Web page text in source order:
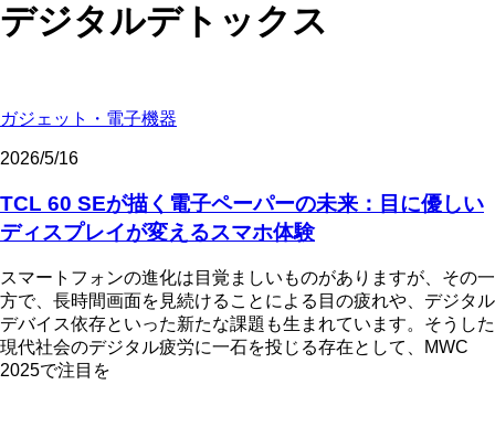
デジタルデトックス
ガジェット・電子機器
2026/5/16
TCL 60 SEが描く電子ペーパーの未来：目に優しい
ディスプレイが変えるスマホ体験
スマートフォンの進化は目覚ましいものがありますが、その一
方で、長時間画面を見続けることによる目の疲れや、デジタル
デバイス依存といった新たな課題も生まれています。そうした
現代社会のデジタル疲労に一石を投じる存在として、MWC
2025で注目を